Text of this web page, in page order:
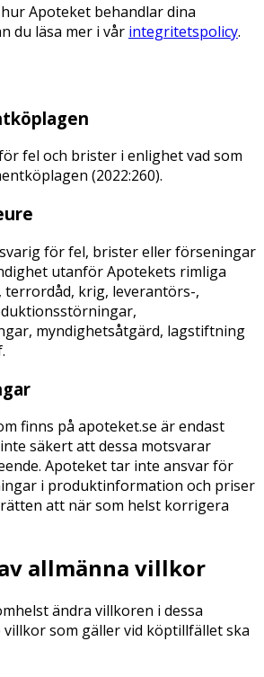
Apoteket behandlar dina
du läsa mer i vår integritetspolicy.
fel och brister i enlighet vad som
(2022:260).
för fel, brister eller förseningar
utanför Apotekets rimliga
terrordåd, krig, leverantörs-,
myndighetsåtgärd, lagstiftning
finns på apoteket.se är endast
säkert att dessa motsvarar
Apoteket tar inte ansvar för
i produktinformation och priser
att när som helst korrigera
allmänna villkor
ändra villkoren i dessa
villkor som gäller vid köptillfället ska